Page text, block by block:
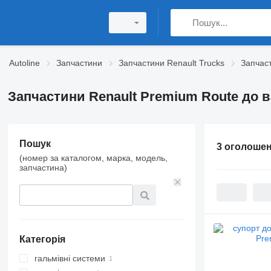
Autoline Запчастини Запчастини Renault Trucks
Запчастини Renault Premium Route до
Пошук
(номер за каталогом, марка, модель,
запчастина)
Категорія
гальмівні системи
3